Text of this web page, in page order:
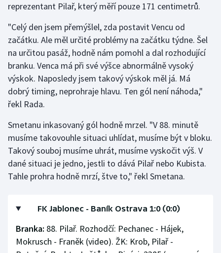
reprezentant Pilař, který měří pouze 171 centimetrů.
"Celý den jsem přemýšlel, zda postavit Vencu od
začátku. Ale měl určité problémy na začátku týdne. Šel
na určitou pasáž, hodně nám pomohl a dal rozhodující
branku. Venca má při své výšce abnormálně vysoký
výskok. Naposledy jsem takový výskok měl já. Má
dobrý timing, neprohraje hlavu. Ten gól není náhoda,"
řekl Rada.
Smetanu inkasovaný gól hodně mrzel. "V 88. minutě
musíme takovouhle situaci uhlídat, musíme být v bloku.
Takový souboj musíme uhrát, musíme vyskočit výš. V
dané situaci je jedno, jestli to dává Pilař nebo Kubista.
Tahle prohra hodně mrzí, štve to," řekl Smetana.
FK Jablonec - Baník Ostrava 1:0 (0:0)
Branka: 88. Pilař. Rozhodčí: Pechanec - Hájek,
Mokrusch - Franěk (video). ŽK: Krob, Pilař -